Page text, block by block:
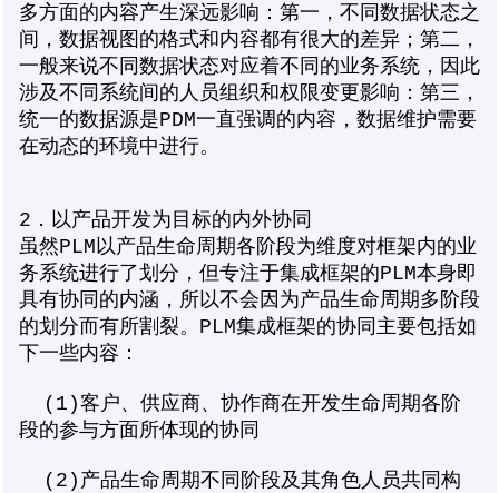
多方面的内容产生深远影响：第一，不同数据状态之
间，数据视图的格式和内容都有很大的差异；第二，
一般来说不同数据状态对应着不同的业务系统，因此
涉及不同系统间的人员组织和权限变更影响：第三，
统一的数据源是PDM一直强调的内容，数据维护需要
在动态的环境中进行。
2．以产品开发为目标的内外协同
虽然PLM以产品生命周期各阶段为维度对框架内的业
务系统进行了划分，但专注于集成框架的PLM本身即
具有协同的内涵，所以不会因为产品生命周期多阶段
的划分而有所割裂。PLM集成框架的协同主要包括如
下一些内容：
(1)客户、供应商、协作商在开发生命周期各阶
段的参与方面所体现的协同
(2)产品生命周期不同阶段及其角色人员共同构